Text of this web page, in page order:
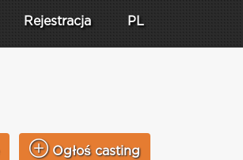
Rejestracja PL
Ogłoś casting